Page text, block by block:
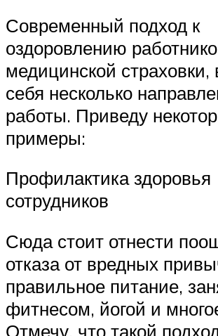
Современный подход к
оздоровлению
медицинской страховки,
себя несколько
работы. Приведу
примеры:
Профилактика здоровья
сотрудников
Сюда стоит отнести
отказа от вредных
правильное питание,
фитнесом, йогой и
Отмечу, что такой